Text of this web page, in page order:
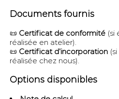
Documents fournis
📜 Certificat de conformité (si
réalisée en atelier).
📜 Certificat d’incorporation
réalisée chez nous).
Options disponibles